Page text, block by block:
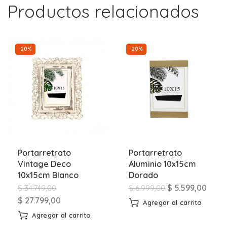
Productos relacionados
-20%
Portarretrato
Vintage Deco
10x15cm Blanco
$34.749,00
$ 27.799,00
Agregar al carrito
-20%
Portarretrato
Aluminio 10x15cm
Dorado
$6.999,00 $ 5.599,00
Agregar al carrito